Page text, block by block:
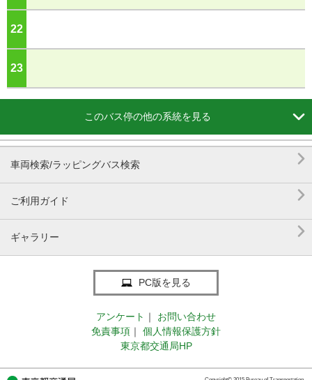
22
23
このバス停の他の系統を見る 
車両検索/ラッピングバス検索 
ご利用ガイド 
ギャラリー 
PC版を見る
アンケート ｜
お問い合わせ
免責事項 ｜
個人情報保護方針
東京都交通局HP